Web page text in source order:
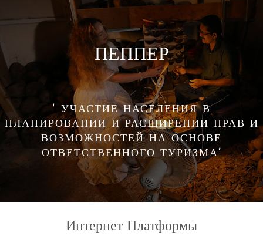
ПЕППЕР
' УЧАСТИЕ НАСЕЛЕНИЯ В
ПЛАНИРОВАНИИ И РАСШИРЕНИИ ПРАВ И
ВОЗМОЖНОСТЕЙ НА ОСНОВЕ
ОТВЕТСТВЕННОГО ТУРИЗМА’
Интернет Платформы